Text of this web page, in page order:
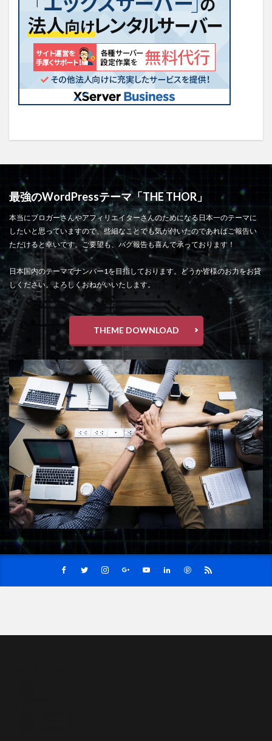
最強のWordPressテーマ「THE THOR」
本当にブロガーさんやアフィリエイターさんのためになる日本一のテーマに
したいと思っていますので、些細なことでも気が付いたのであればご報告い
ただけると幸いです。ご要望も、バグ報告も喜んで承っております！
日本国内のテーマでナンバー1を目指しております。どうか皆様のお力をお貸
しください。よろしくおねがいいたします。
THEME DOWNLOAD